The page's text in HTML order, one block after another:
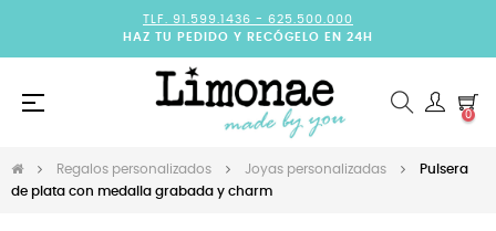
TLF. 91.599.1436 - 625.500.000
HAZ TU PEDIDO Y RECÓGELO EN 24H
Navegación
☰
0
Regalos personalizados Joyas personalizadas
Pulsera
de plata con medalla grabada y charm